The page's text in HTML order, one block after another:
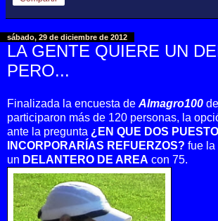
sábado, 29 de diciembre de 2012
LA GENTE QUIERE UN
PERO...
Finalizada la encuesta deAlmagro100
participaron más de 120 personas, la
ante la pregunta ¿EN QUE DOS
INCORPORARÍAS REFUERZOS? fue la
un DELANTERO DE AREA con 75.